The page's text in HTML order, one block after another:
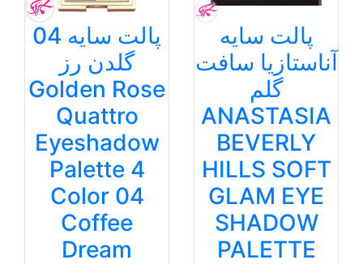
پالت سایه
آناستازیا سافت
گلم
ANASTASIA
BEVERLY
HILLS SOFT
GLAM EYE
SHADOW
PALETTE
پالت سایه 04
گلدن رز
Golden Rose
Quattro
Eyeshadow
Palette 4
Color 04
Coffee
Dream